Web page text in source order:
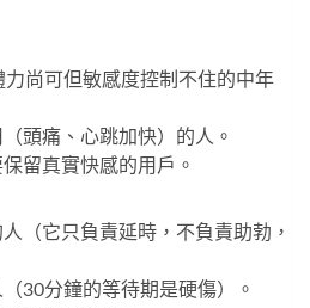
尚可但敏感度控制不住的中年
頭痛、心跳加快）的人。
留真實快感的用戶。
（它只負責延時，不負責助勃，
30分鐘的等待期是硬傷）。